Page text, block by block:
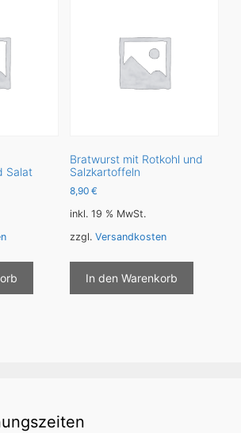
Salat
Bratwurst mit Rotkohl und
Salzkartoffeln
8,90 €
inkl. 19 % MwSt.
zzgl. Versandkosten
In den Warenkorb